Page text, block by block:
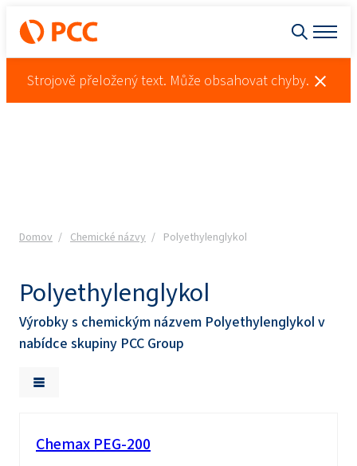
Strojově přeložený text. Může obsahovat chyby.
Domov Chemické názvy Polyethylenglykol
Polyethylenglykol
Výrobky s chemickým názvem Polyethylenglykol v
nabídce skupiny PCC Group
Chemax PEG-200